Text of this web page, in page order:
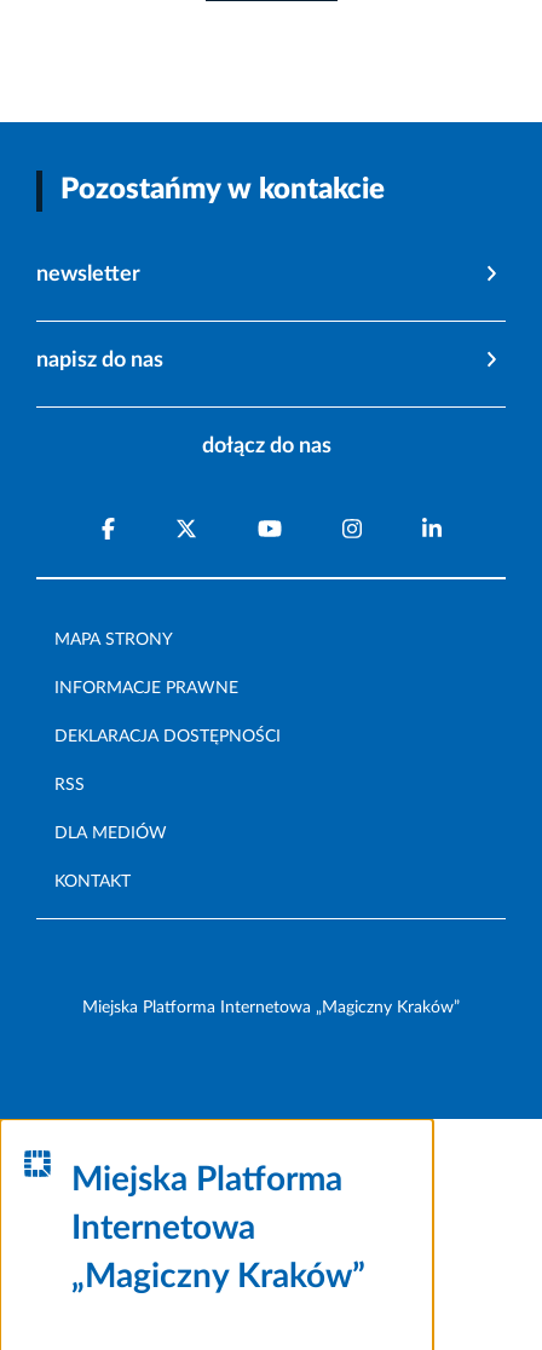
Pozostańmy w kontakcie
newsletter
napisz do nas
dołącz do nas
MAPA STRONY
INFORMACJE PRAWNE
DEKLARACJA DOSTĘPNOŚCI
RSS
DLA MEDIÓW
KONTAKT
Miejska Platforma Internetowa „Magiczny Kraków”
Miejska Platforma
Internetowa
„Magiczny Kraków”